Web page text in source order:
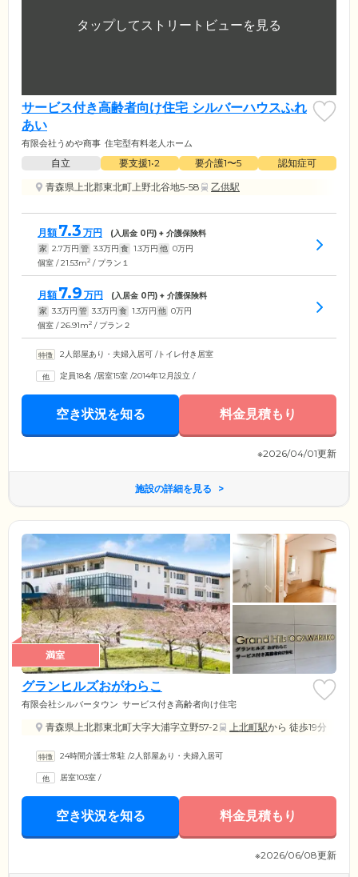
サービス付き高齢者向け住宅 シルバーハウスふれ
あい
有限会社うめや商事 住宅型有料老人ホーム
自立 要支援1•2 要介護1〜5
認知症可
青森県上北郡東北町上野北谷地5-58
乙供駅
月額 7.3 万円 (入居金 0円) + 介護保険料
家 2.7万円 管 3.3万円 食 1.3万円 他 0万円
個室 / 21.53m2 / プラン１
月額 7.9 万円 (入居金 0円) + 介護保険料
家 3.3万円 管 3.3万円 食 1.3万円 他 0万円
個室 / 26.91m2 / プラン２
2人部屋あり・夫婦入居可 /トイレ付き居室
定員18名 /居室15室 /2014年12月設立 /
空き状況を知る 料金見積もり
※2026/04/01更新
施設の詳細を見る
満室
グランヒルズおがわらこ
有限会社シルバータウン サービス付き高齢者向け住宅
青森県上北郡東北町大字大浦字立野57-2 上北町駅から 徒歩19分
24時間介護士常駐 /2人部屋あり・夫婦入居可
居室103室 /
空き状況を知る 料金見積もり
※2026/06/08更新